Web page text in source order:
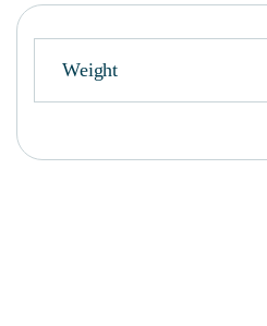
Weight